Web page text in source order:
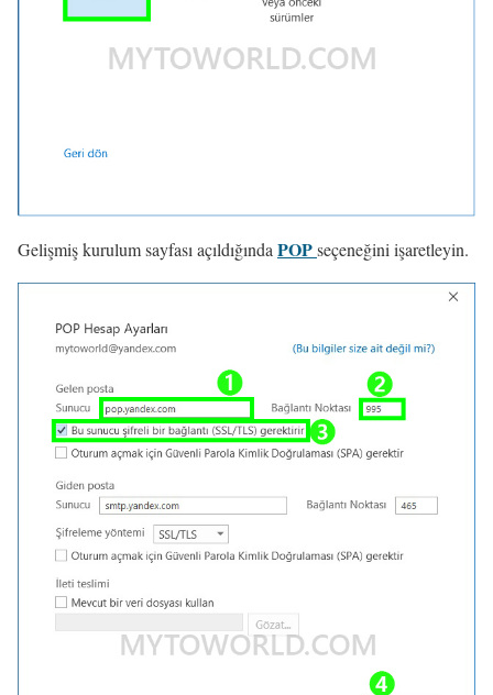
Gelişmiş kurulum sayfası açıldığında POPseçeneğini işaretleyin.